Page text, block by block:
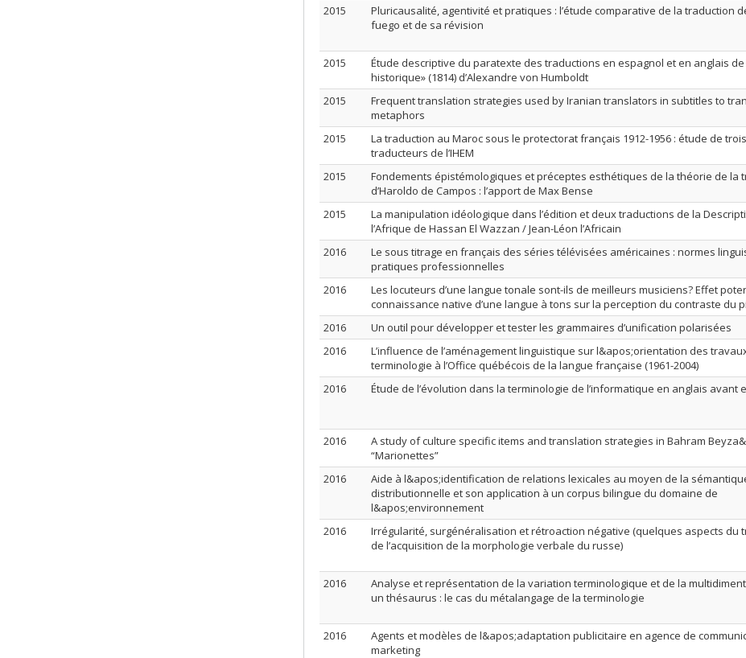
2015
Pluricausalité, agentivité et pratiques : l’étude comparative de la traduction
fuego et de sa révision
2015
Étude descriptive du paratexte des traductions en espagnol et en anglais de
historique» (1814) d’Alexandre von Humboldt
2015
Frequent translation strategies used by Iranian translators in subtitles to
metaphors
2015
La traduction au Maroc sous le protectorat français 1912-1956 : étude de
traducteurs de l’IHEM
2015
Fondements épistémologiques et préceptes esthétiques de la théorie de la
d’Haroldo de Campos : l’apport de Max Bense
2015
La manipulation idéologique dans l’édition et deux traductions de la
l’Afrique de Hassan El Wazzan / Jean-Léon l’Africain
2016
Le sous titrage en français des séries télévisées américaines : normes
pratiques professionnelles
2016
Les locuteurs d’une langue tonale sont-ils de meilleurs musiciens? Effet
connaissance native d’une langue à tons sur la perception du contraste du
2016 Un outil pour développer et tester les grammaires d’unification polarisées
2016
L’influence de l’aménagement linguistique sur l&apos;orientation des
terminologie à l’Office québécois de la langue française (1961-2004)
2016 Étude de l’évolution dans la terminologie de l’informatique en anglais avant
2016
A study of culture specific items and translation strategies in Bahram
“Marionettes”
2016
Aide à l&apos;identification de relations lexicales au moyen de la
distributionnelle et son application à un corpus bilingue du domaine de
l&apos;environnement
2016
Irrégularité, surgénéralisation et rétroaction négative (quelques aspects du
de l’acquisition de la morphologie verbale du russe)
2016
Analyse et représentation de la variation terminologique et de la
un thésaurus : le cas du métalangage de la terminologie
2016
Agents et modèles de l&apos;adaptation publicitaire en agence de
marketing